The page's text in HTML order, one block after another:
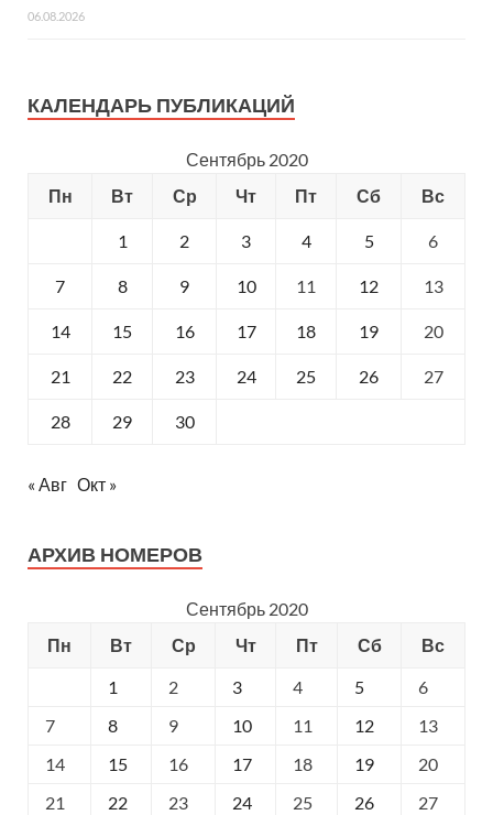
06.08.2026
КАЛЕНДАРЬ ПУБЛИКАЦИЙ
Сентябрь 2020
Пн
Вт Ср Чт Пт Сб Вс
1 2 3 4 5 6
7 8 9 10 11 12 13
14 15 16 17 18 19 20
21 22 23 24 25 26 27
28 29 30
« Авг Окт »
АРХИВ НОМЕРОВ
Сентябрь 2020
Пн
Вт Ср Чт Пт Сб
Вс
1
2 3 4 5
6
7
8 9 10 11 12
13
14
15 16 17 18 19
20
21
22 23 24 25 26 27